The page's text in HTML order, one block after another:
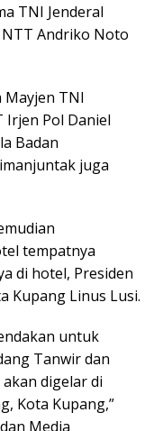
TNI Jenderal
Andriko Noto
Mayjen TNI
Irjen Pol Daniel
Badan
juga
tempatnya
di hotel, Presiden
Kupang Linus Lusi.
untuk
Tanwir dan
digelar di
Kota Kupang,”
Media